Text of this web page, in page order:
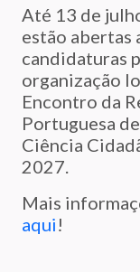
Até 13 de
estão abertas
candidaturas
organização
Encontro da
Portuguesa de
Ciência
2027.
Mais
aqui!